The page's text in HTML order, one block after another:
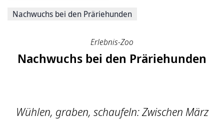
Nachwuchs bei den Präriehunden
Erlebnis-Zoo
Nachwuchs bei den Präriehunden
Wühlen, graben, schaufeln: Zwischen März